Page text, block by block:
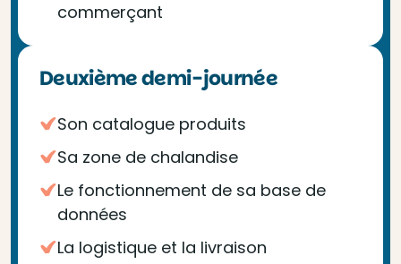
commerçant
Deuxième demi-journée
Son catalogue produits
Sa zone de chalandise
Le fonctionnement de sa base de
données
La logistique et la livraison